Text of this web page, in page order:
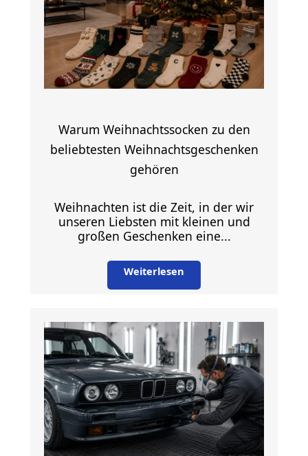
Warum Weihnachtssocken zu den
beliebtesten Weihnachtsgeschenken
gehören
Weihnachten ist die Zeit, in der wir
unseren Liebsten mit kleinen und
großen Geschenken eine...
Weiterlesen